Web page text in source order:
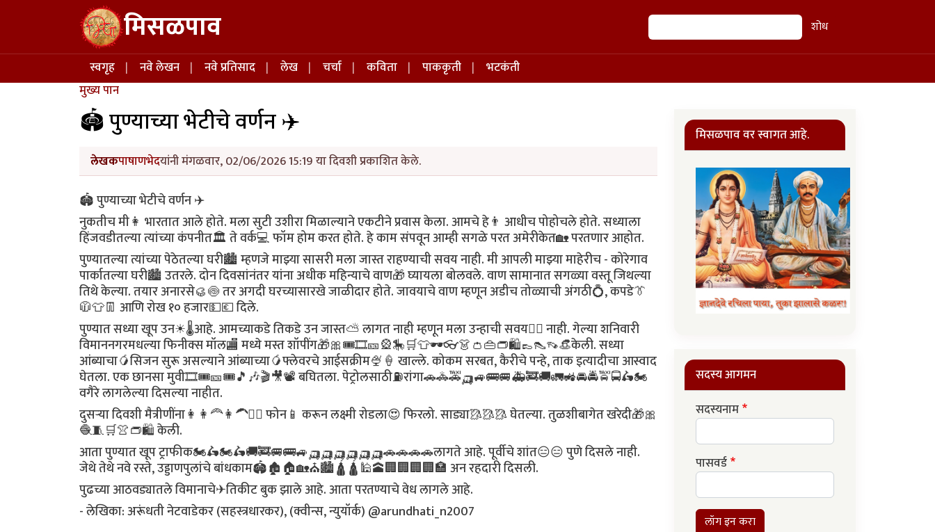
Skip to main content मिसळपाव शोध शोध
Main navigation
स्वगृह नवे लेखन नवे प्रतिसाद लेख चर्चा कविता पाककृती
भटकंती
मुख्य पान
🏟 पुण्याच्या भेटीचे वर्णन ✈
लेखकपाषाणभेदयांनी मंगळवार, 02/06/2026 15:19 या दिवशी प्रकाशित केले.
🏟 पुण्याच्या भेटीचे वर्णन ✈
नुकतीच मी👩 भारतात आले होते. मला सुटी उशीरा मिळाल्याने एकटीने प्रवास केला. आमचे हे👨 आधीच पोहोचले होते. सध्याला
हिंजवडीतल्या त्यांच्या कंपनीत🏛 ते वर्क💻 फॉम होम करत होते. हे काम संपवून आम्ही सगळे परत अमेरीकेत🏡 परतणार आहोत.
पुण्यातल्या त्यांच्या पेठेतल्या घरी🏙 म्हणजे माझ्या सासरी मला जास्त राहण्याची सवय नाही. मी आपली माझ्या माहेरीच - कोरेगाव
पार्कातल्या घरी🏙 उतरले. दोन दिवसांनंतर यांना अधीक महिन्याचे वाण🎁 घ्यायला बोलवले. वाण सामानात सगळ्या वस्तू जिथल्या
तिथे केल्या. तयार अनारसे🥮🍥 तर अगदी घरच्यासारखे जाळीदार होते. जावयाचे वाण म्हणून अडीच तोळ्याची अंगठी💍, कपडे👔
🧥👕👖 आणि रोख १० हजार💵💶 दिले.
पुण्यात सध्या खूप उन☀🌡आहे. आमच्याकडे तिकडे उन जास्त⛅ लागत नाही म्हणून मला उन्हाची सवय💇‍♀️ नाही. गेल्या शनिवारी
विमाननगरमधल्या फिनीक्स मॉल🏬 मध्ये मस्त शॉपींग🎁🎀🎟🎞🎫🎡🎠🛒👕🕶👓👗👛👜👝🛍👞👠👡👒केली. सध्या
आंब्याचा🥭सिजन सुरू असल्याने आंब्याच्या🥭फ्लेवरचे आईसक्रीम🍨🍦 खाल्ले. कोकम सरबत, कैरीचे पन्हे, ताक इत्यादीचा आस्वाद
घेतला. एक छानसा मुवी🎞🎟🎫🎟🎵🎶🎬🎥📽 बघितला. पेट्रोलसाठी⛽रांगा🚗🚓🚕🛺🚙🚌🚐🚑🚒🚚🚛🚜🚘🚔🚖🚍🛵🏍
वगैरे लागलेल्या दिसल्या नाहीत.
दुसऱ्या दिवशी मैत्रीणींना👩👩‍🦰👩‍🦱🙋‍♀️ फोन📱 करून लक्ष्मी रोडला😍 फिरलो. साड्या🥻🥻🥻 घेतल्या. तुळशीबागेत खरेदी🎁🎀
🧶🧵🛒👚👝🛍 केली.
आता पुण्यात खूप ट्राफीक🏍🛵🏍🛵🚚🚒🚐🚌🚙🛺🛺🛺🛺🛺🛺🚗🚗🚗🚗लागते आहे. पूर्वीचे शांत😑😑 पुणे दिसले नाही.
जेथे तेथे नवे रस्ते, उड्डाणपुलांचे बांधकाम🏟🏚🏠🏡⛪🏙🛕🛕🕌🕋🏢🏢🏢🏢🏣 अन रहदारी दिसली.
पुढच्या आठवड्यातले विमानाचे✈तिकीट बुक झाले आहे. आता परतण्याचे वेध लागले आहे.
- लेखिका: अरूंधती नेटवाडेकर (सहस्त्रधारकर), (क्वीन्स, न्युयॉर्क) @arundhati_n2007
मिसळपाव वर स्वागत आहे.
सदस्य आगमन
सदस्यनाम
पासवर्ड
लॉग इन करा